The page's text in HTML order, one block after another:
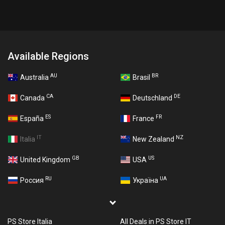
Available Regions
Australia AU Brasil BR
Canada CA Deutschland DE
España ES France FR
Italia IT New Zealand NZ
United Kingdom GB USA US
Россия RU Україна UA
PS Store Italia All Deals in PS Store IT